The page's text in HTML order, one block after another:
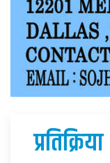
प्रतिक्रिया